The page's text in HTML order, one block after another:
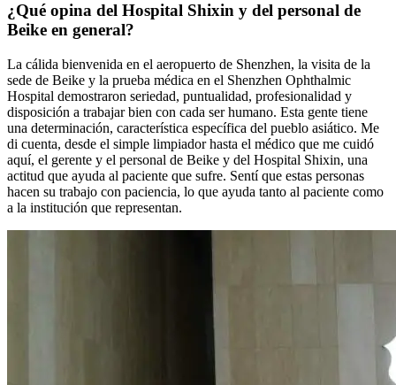
¿Qué opina del Hospital Shixin y del personal de
Beike en general?
La cálida bienvenida en el aeropuerto de Shenzhen, la visita de la
sede de Beike y la prueba médica en el Shenzhen Ophthalmic
Hospital demostraron seriedad, puntualidad, profesionalidad y
disposición a trabajar bien con cada ser humano. Esta gente tiene
una determinación, característica específica del pueblo asiático. Me
di cuenta, desde el simple limpiador hasta el médico que me cuidó
aquí, el gerente y el personal de Beike y del Hospital Shixin, una
actitud que ayuda al paciente que sufre. Sentí que estas personas
hacen su trabajo con paciencia, lo que ayuda tanto al paciente como
a la institución que representan.